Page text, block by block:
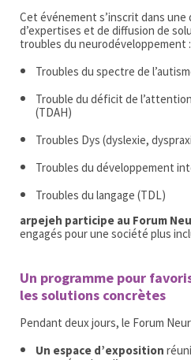
Cet événement s’inscrit dans une
d’expertises et de diffusion de
troubles du neurodéveloppement :
Troubles du spectre de
Trouble du déficit de
(TDAH)
Troubles Dys (dyslexie,
Troubles du développement
Troubles du langage (TDL)
arpejeh participe au Forum
engagés pour une société plus
Un programme pour
les solutions concrètes
Pendant deux jours, le Forum
Un espace d’exposition